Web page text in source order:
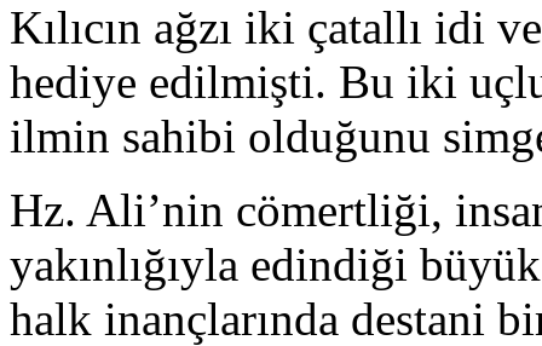
Kılıcın ağzı iki çatallı idi
hediye edilmişti. Bu iki
ilmin sahibi olduğunu
Hz. Ali’nin cömertliği,
yakınlığıyla edindiği
halk inançlarında destani